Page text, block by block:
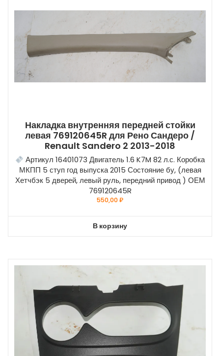
Накладка внутренняя передней стойки
левая 769120645R для Рено Сандеро /
Renault Sandero 2 2013-2018
Артикул 16401073 Двигатель 1.6 K7M 82 л.с. Коробка
МКПП 5 ступ год выпуска 2015 Состояние бу, (левая
Хетчбэк 5 дверей, левый руль, передний привод ) ОЕМ
769120645R
550,00₽
В корзину